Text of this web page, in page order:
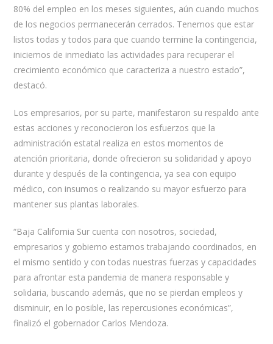
80% del empleo en los meses siguientes, aún cuando muchos
de los negocios permanecerán cerrados. Tenemos que estar
listos todas y todos para que cuando termine la contingencia,
iniciemos de inmediato las actividades para recuperar el
crecimiento económico que caracteriza a nuestro estado”,
destacó.
Los empresarios, por su parte, manifestaron su respaldo ante
estas acciones y reconocieron los esfuerzos que la
administración estatal realiza en estos momentos de
atención prioritaria, donde ofrecieron su solidaridad y apoyo
durante y después de la contingencia, ya sea con equipo
médico, con insumos o realizando su mayor esfuerzo para
mantener sus plantas laborales.
“Baja California Sur cuenta con nosotros, sociedad,
empresarios y gobierno estamos trabajando coordinados, en
el mismo sentido y con todas nuestras fuerzas y capacidades
para afrontar esta pandemia de manera responsable y
solidaria, buscando además, que no se pierdan empleos y
disminuir, en lo posible, las repercusiones económicas”,
finalizó el gobernador Carlos Mendoza.